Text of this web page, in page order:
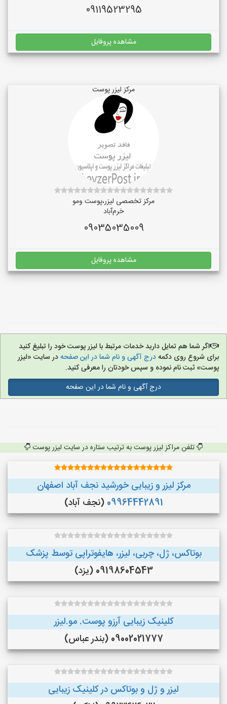
09119523295
مشاهده پروفایل
مرکز لیزر پوست
مرکز تخصصی لیزر،پوست و‌مو
خرم‌آباد
09035035009
مشاهده پروفایل
اگر شما هم تمایل دارید خدمات مرتبط با لیزر پوست خود را تبلیغ کنید
برای شروع روی دکمهدرج آگهی و نام شما در این صفحهدر سایت «لیزر
پوست» ثبت نام نموده و سپس خودتان را معرفی کنید.
درج آگهی و نام شما در این صفحه
تلفن مراکز لیزر پوست به ترتیب ستاره در سایت لیزر پوست
مرکز لیزر و زیبایی خورشید نجف آباد اصفهان
09964442891 (نجف‌ آباد)
بوتاکس، ژل، چربی، لیزر، هایفوتراپی توسط پزشک
09198604543 (یزد)
کلینیک زیبایی آرزو پوست. مو.لیزر
09002021777 (بندر عباس)
لیزر و ژل و بوتاکس در کلینیک زیبایی